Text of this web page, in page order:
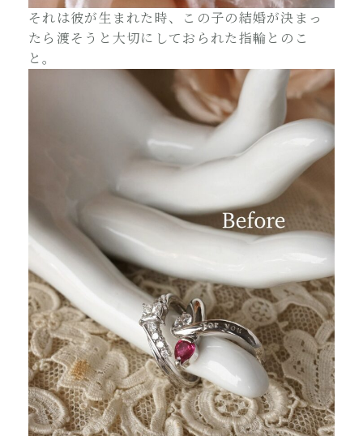
それは彼が生まれた時、この子の結婚が決まっ
たら渡そうと大切にしておられた指輪とのこ
と。